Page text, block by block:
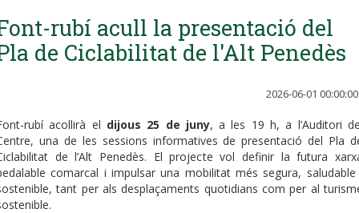
rubí acull la presentació del
de Ciclabilitat de l'Alt Penedès
2026-06-01 00:00:00
rubí acollirà el dijous 25 de juny, a les 19 h, a l’Auditori
una de les sessions informatives de presentació del Pla
de l’Alt Penedès. El projecte vol definir la futura
comarcal i impulsar una mobilitat més segura,
tant per als desplaçaments quotidians com per al